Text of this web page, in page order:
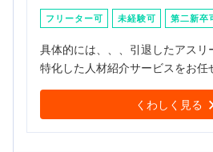
フリーター可 未経験可 第二新卒
具体的には、、、引退したアスリ
特化した人材紹介サービスをお任
くわしく見る